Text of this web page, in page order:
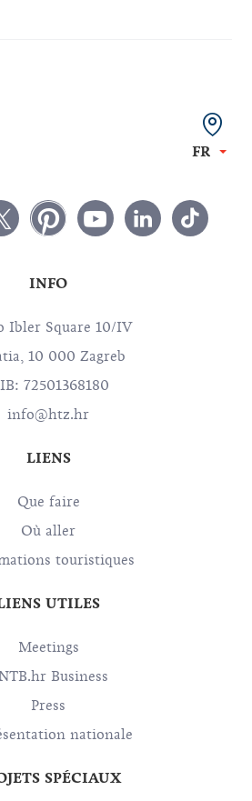
FR
INFO
Ibler Square 10/IV
10 000 Zagreb
72501368180
info@htz.hr
LIENS
Que faire
Où aller
touristiques
UTILES
Meetings
Business
Press
nationale
SPÉCIAUX